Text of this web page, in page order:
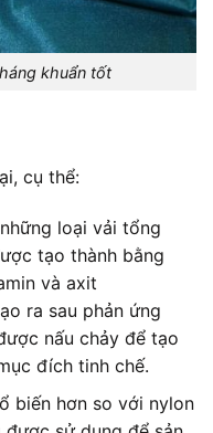
khuẩn tốt
cụ thể:
loại vải tổng
tạo thành bằng
và axit
ra sau phản ứng
nấu chảy để tạo
đích tinh chế.
biến hơn so với nylon